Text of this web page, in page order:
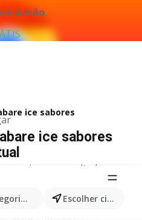
à mão
Escolher cidade
ice sabores
ice sabores
quaisquer resultados
Max Atacadista